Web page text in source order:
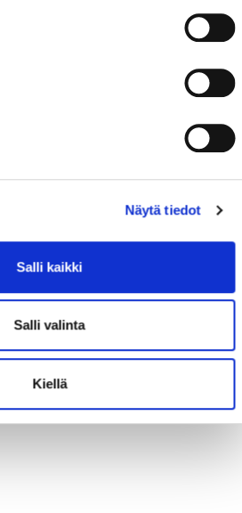
Näytä tiedot
Salli kaikki
Salli valinta
Kiellä